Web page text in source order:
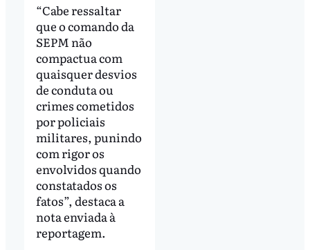
“Cabe ressaltar
que o comando da
SEPM não
compactua com
quaisquer desvios
de conduta ou
crimes cometidos
por policiais
militares, punindo
com rigor os
envolvidos quando
constatados os
fatos”, destaca a
nota enviada à
reportagem.